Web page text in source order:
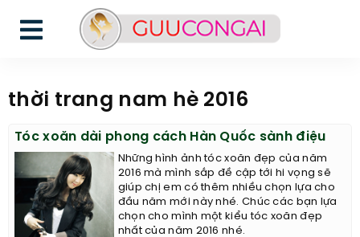
thời trang nam hè 2016
Tóc xoăn dài phong cách Hàn Quốc sành điệu
Những hình ảnh tóc xoăn đẹp của năm
2016 mà mình sắp đề cập tới hi vọng sẽ
giúp chị em có thêm nhiều chọn lựa cho
đầu năm mới này nhé. Chúc các bạn lựa
chọn cho mình một kiểu tóc xoăn đẹp
nhất của năm 2016 nhé.